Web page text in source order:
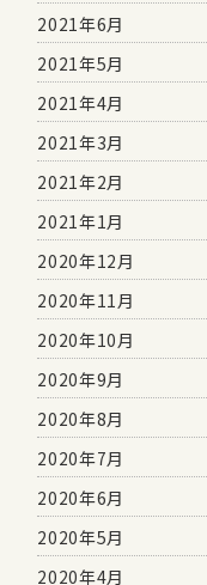
2021年6月
2021年5月
2021年4月
2021年3月
2021年2月
2021年1月
2020年12月
2020年11月
2020年10月
2020年9月
2020年8月
2020年7月
2020年6月
2020年5月
2020年4月